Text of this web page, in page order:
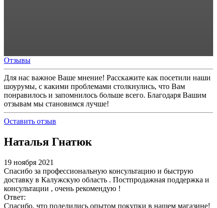
Отзывы
Для нас важное Ваше мнение! Расскажите как посетили наши
шоурумы, с какими проблемами столкнулись, что Вам
понравилось и запомнилось больше всего. Благодаря Вашим
отзывам мы становимся лучше!
Оставить отзыв
Наталья Гнатюк
19 ноября 2021
Спасибо за профессиональную консультацию и быструю
доставку в Калужскую область . Постпродажная поддержка и
консультации , очень рекомендую !
Ответ:
Спасибо, что поделились опытом покупки в нашем магазине!